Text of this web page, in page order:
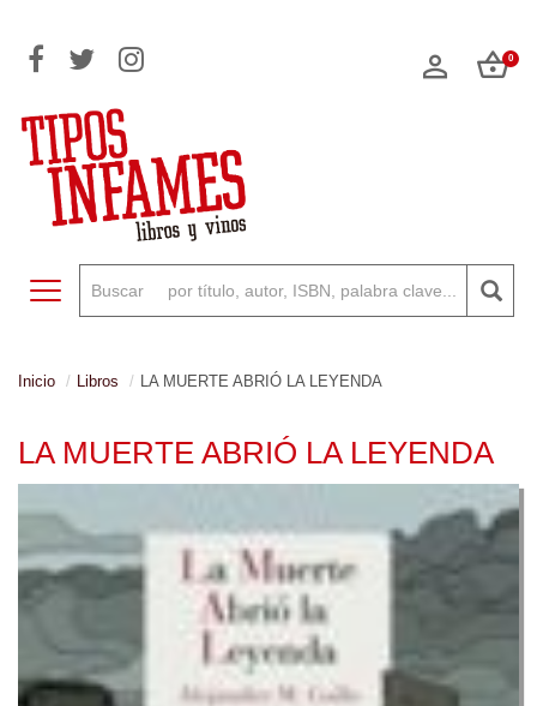
0
Toggle navigation
Inicio Libros LA MUERTE ABRIÓ LA LEYENDA
LA MUERTE ABRIÓ LA LEYENDA